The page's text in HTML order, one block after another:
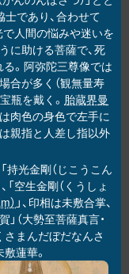
士であり、合わせて
で人間の悩みや迷いを
に助ける菩薩で、死
。阿弥陀三尊像では
合が多く（観無量寿
瓶を戴く。 胎蔵界曼
肉色の身色で左手に
は親指と人差し指以外
持光金剛（じこうこん
「空生金剛（くうしょ
） 」、印相は未敷合掌、
（大勢至菩薩真言・
さまんだぼだなんさ
敷蓮華。